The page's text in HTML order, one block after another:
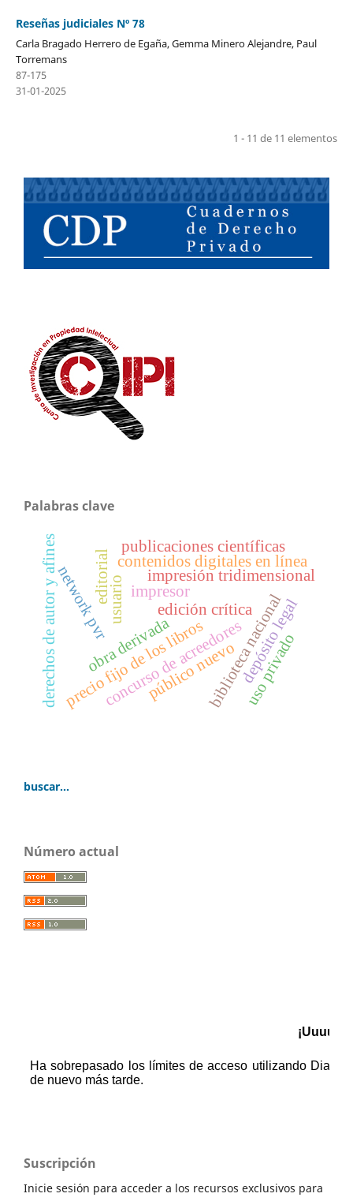
Reseñas judiciales Nº 78
Carla Bragado Herrero de Egaña, Gemma Minero Alejandre, Paul
Torremans
87-175
31-01-2025
1 - 11 de 11 elementos
Palabras clave
edición crítica
concurso de acreedoresbiblioteca nacional
editorial impresor
precio fijo de los libros
contenidos digitales en línea
derechos de autor y afines depósito legal
usuario
network pvr
uso privado
público nuevo
impresión tridimensional
obra derivada
publicaciones científicas
buscar...
Número actual
Suscripción
Inicie sesión para acceder a los recursos exclusivos para